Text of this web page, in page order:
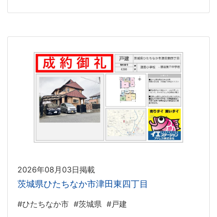
2026年08月03日掲載
茨城県ひたちなか市津田東四丁目
#ひたちなか市 #茨城県 #戸建